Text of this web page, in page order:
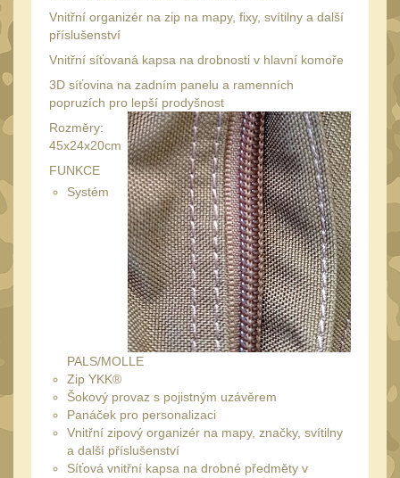
30mm Dovetail
34mm
Montáže pre kolimátory
Ostatní
Montáže na hlaveň3
Montáže pro svítilny18
Pre M4/AR1529
Raily, lišty, krytky
Přední rukojeti
Zadní rukojeti20
Mechanická mířidla 30
Vnitřní organizér na zip na mapy, fixy, svítilny a další
příslušenství
Vnitřní síťovaná kapsa na drobnosti v hlavní komoře
3D síťovina na zadním panelu a ramenních
popruzích pro lepší prodyšnost
Rozměry:
45x24x20cm
FUNKCE
Systém
PALS/MOLLE
Zip YKK®
Šokový provaz s pojistným uzávěrem
Panáček pro personalizaci
Vnitřní zipový organizér na mapy, značky, svítilny
a další příslušenství
Síťová vnitřní kapsa na drobné předměty v